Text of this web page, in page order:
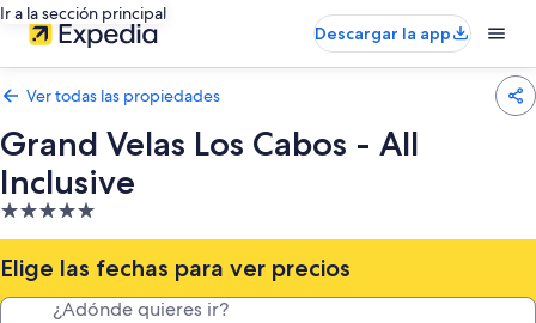
Ir a la sección principal
Descargar la app
Ver todas las propiedades
Grand Velas Los Cabos - All
Inclusive
Propiedad
de
5.0
estrellas
Elige las fechas para ver precios
¿Adónde quieres ir?